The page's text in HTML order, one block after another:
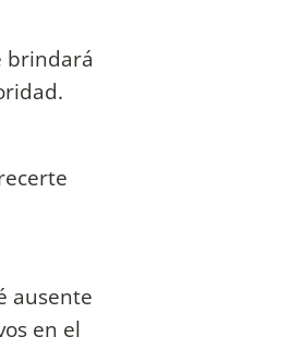
brindará
ausente
en el